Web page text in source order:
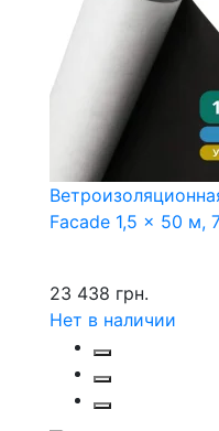
Facade 1,5 x 50 м,
23 438 грн.
Нет в наличии